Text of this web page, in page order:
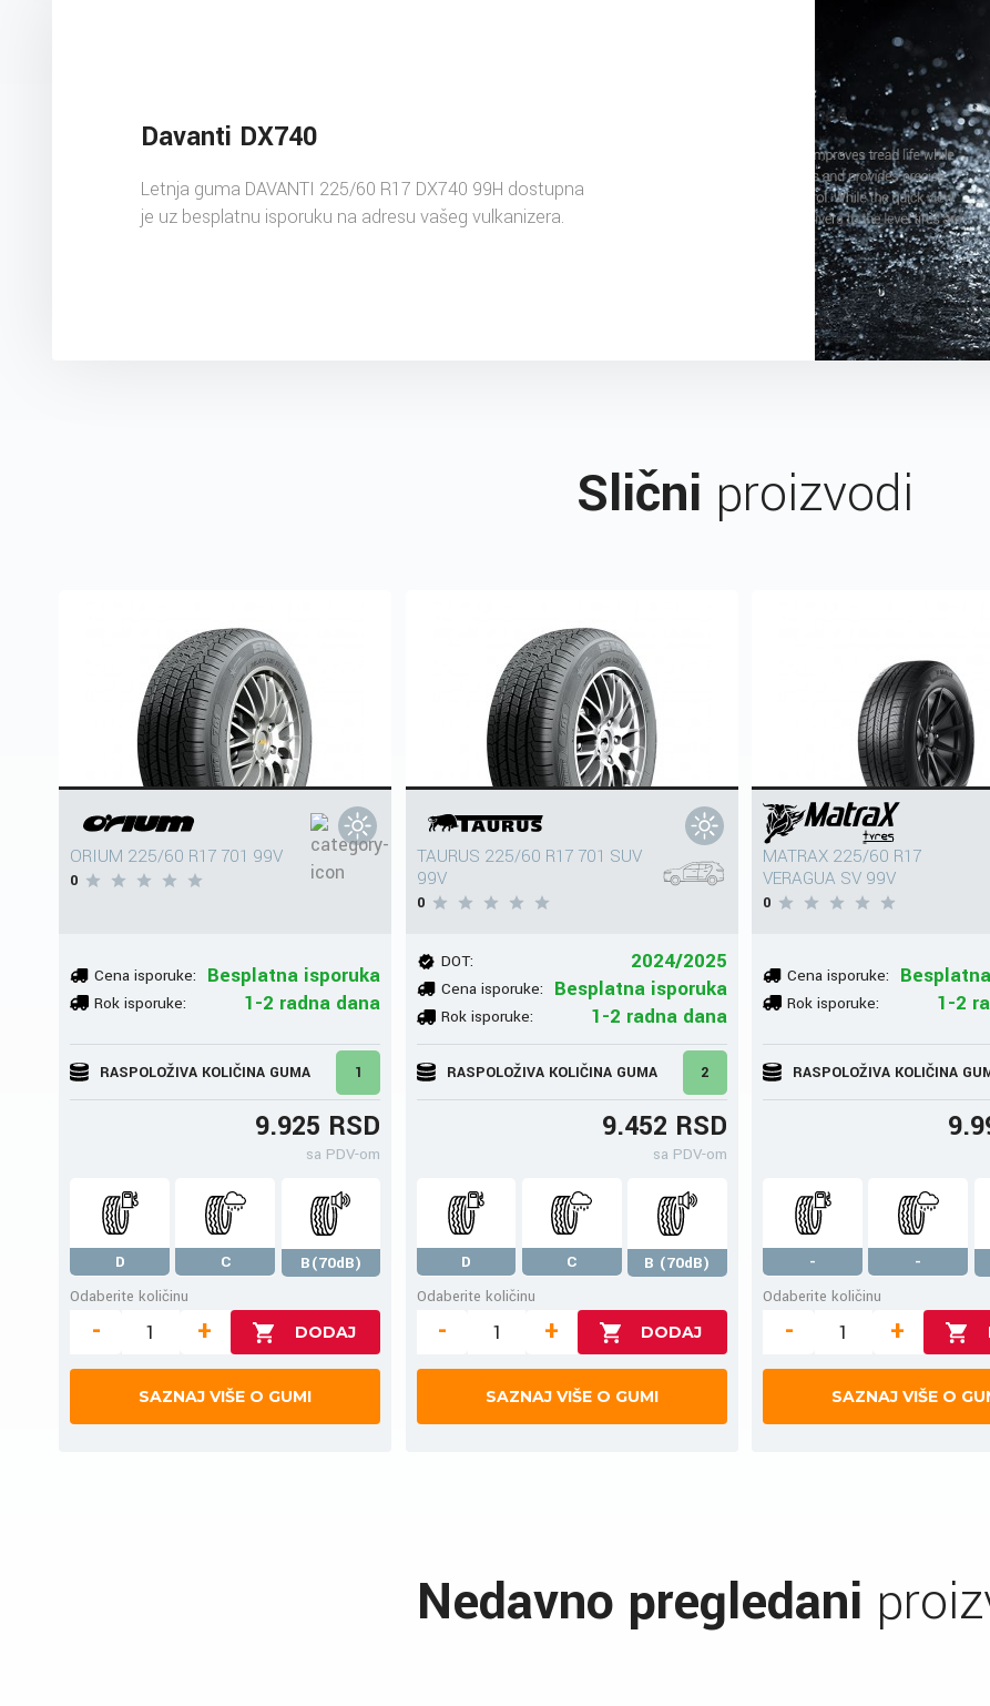
Davanti DX740
Letnja guma DAVANTI 225/60 R17 DX740 99H dostupna
je uz besplatnu isporuku na adresu vašeg vulkanizera.
Slični proizvodi
ORIUM 225/60 R17 701 99V
0
Cena isporuke: Besplatna isporuka
Rok isporuke: 1-2 radna dana
RASPOLOŽIVA KOLIČINA GUMA 1
9.925 RSD
sa PDV-om
D C
B(70dB)
Odaberite količinu
- +
SAZNAJ VIŠE O GUMI
TAURUS 225/60 R17 701 SUV
99V
0
DOT: 2024/2025
Cena isporuke: Besplatna isporuka
Rok isporuke: 1-2 radna dana
RASPOLOŽIVA KOLIČINA GUMA 2
9.452 RSD
sa PDV-om
D C
B (70dB)
Odaberite količinu
- +
SAZNAJ VIŠE O GUMI
MATRAX 225/60 R17
VERAGUA SV 99V
0
Cena isporuke:
Rok isporuke: 1-2
RASPOLOŽIVA KOLIČINA
- -
Odaberite količinu
- +
SAZNAJ VIŠE O
Nedavno pregledani